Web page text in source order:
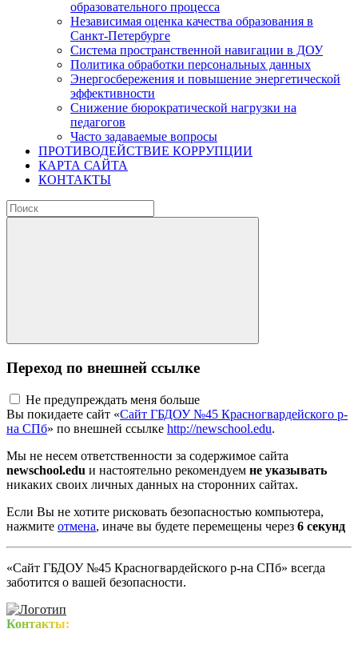
образовательного процесса
Независимая оценка качества образования в
Санкт-Петербурге
Система пространственной навигации в ДОУ
Политика обработки персональных данных
Энергосбережения и повышение энергетической
эффективности
Снижение бюрократической нагрузки на
педагогов
Часто задаваемые вопросы
ПРОТИВОДЕЙСТВИЕ КОРРУПЦИИ
КАРТА САЙТА
КОНТАКТЫ
Переход по внешней ссылке
Не предупреждать меня больше
Вы покидаете сайт «Сайт ГБДОУ №45 Красногвардейского р-
на СПб» по внешней ссылке http://newschool.edu.
Мы не несем ответственности за содержимое сайта
newschool.edu и настоятельно рекомендуем не указывать
никаких своих личных данных на сторонних сайтах.
Если Вы не хотите рисковать безопасностью компьютера,
нажмите отмена, иначе вы будете перемещены через 6 секунд
«Сайт ГБДОУ №45 Красногвардейского р-на СПб» всегда
заботится о вашей безопасности.
Контакты: